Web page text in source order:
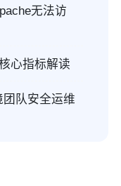
无法访
心指标解读
队安全运维